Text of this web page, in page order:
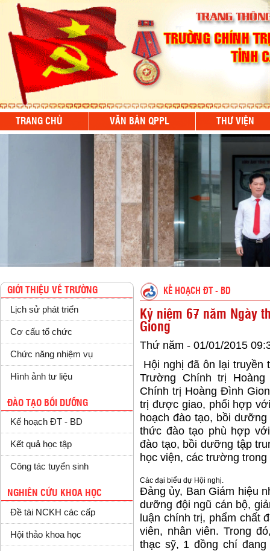
TRANG CHỦ VĂN BẢN QPPL THƯ VIỆN
GIỚI THIỆU VỀ TRƯỜNG
Lịch sử phát triển
Cơ cấu tổ chức
Chức năng nhiệm vụ
Hình ảnh tư liệu
ĐÀO TẠO BỒI DƯỠNG
Kế hoạch ĐT - BD
Kết quả học tập
Công tác tuyển sinh
NGHIÊN CỨU KHOA HỌC
Đề tài NCKH các cấp
Hội thảo khoa học
KẾ HOẠCH ĐT - BD
Kỷ niệm 67 năm Ngày
Giong
Thứ năm - 01/01/2015
Hội nghị đã ôn lại truyền
Trường Chính trị
Chính trị Hoàng Đình
trị được giao, phối hợp
hoạch đào tạo, bồi
thức đào tạo phù hợp
đào tạo, bồi dưỡng tập
học viện, các trường
Các đại biểu dự Hội nghị.
Đảng ủy, Ban Giám hiệu
dưỡng đội ngũ cán bộ,
luận chính trị, phẩm chất
viên, nhân viên. Trong
thạc sỹ, 1 đồng chí